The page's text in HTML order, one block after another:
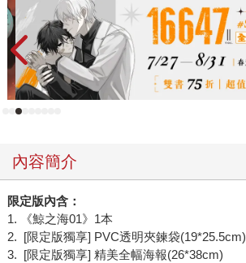
內容簡介
限定版內含：
1. 《鯨之海01》1本
2. [限定版獨享] PVC透明夾鍊袋(19*25.5cm)
3. [限定版獨享] 精美全幅海報(26*38cm)